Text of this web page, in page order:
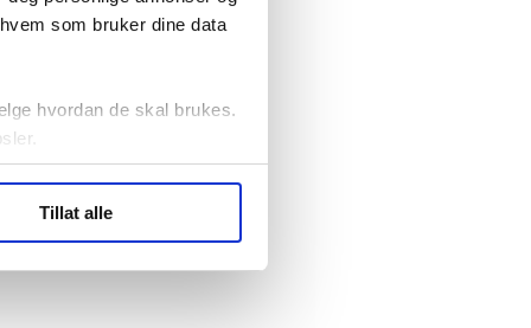
som bruker dine data
hvordan de skal brukes.
statistikk.
Tillat alle